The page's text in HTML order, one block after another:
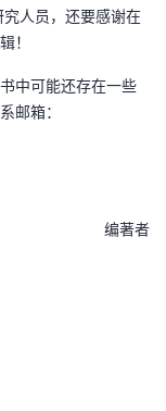
人员，还要感谢在
！
中可能还存在一些
邮箱：
编著者